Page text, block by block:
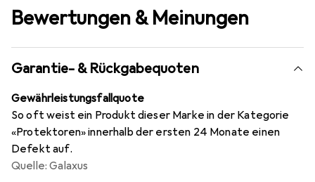
Bewertungen & Meinungen
Garantie- & Rückgabequoten
Gewährleistungsfallquote
So oft weist ein Produkt dieser Marke in der Kategorie
«Protektoren» innerhalb der ersten 24 Monate einen
Defekt auf.
Quelle: Galaxus